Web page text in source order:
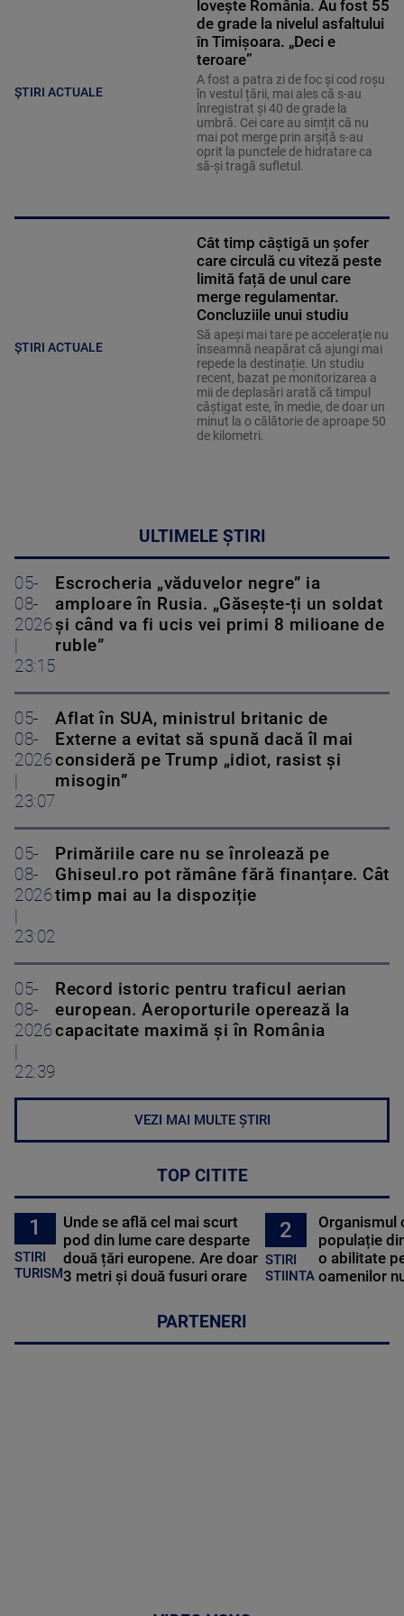
ȘTIRI ACTUALE
lovește România. Au fost 55
de grade la nivelul asfaltului
în Timișoara. „Deci e
teroare”
A fost a patra zi de foc și cod roșu
în vestul țării, mai ales că s-au
înregistrat și 40 de grade la
umbră. Cei care au simțit că nu
mai pot merge prin arșiță s-au
oprit la punctele de hidratare ca
să-și tragă sufletul.
ȘTIRI ACTUALE
Cât timp câștigă un șofer
care circulă cu viteză peste
limită față de unul care
merge regulamentar.
Concluziile unui studiu
Să apeși mai tare pe accelerație nu
înseamnă neapărat că ajungi mai
repede la destinație. Un studiu
recent, bazat pe monitorizarea a
mii de deplasări arată că timpul
câștigat este, în medie, de doar un
minut la o călătorie de aproape 50
de kilometri.
ULTIMELE ȘTIRI
05-
08-
2026
23:15
Escrocheria „văduvelor negre” ia
amploare în Rusia. „Găsește-ți un soldat
și când va fi ucis vei primi 8 milioane de
ruble”
05-
08-
2026
23:07
Aflat în SUA, ministrul britanic de
Externe a evitat să spună dacă îl mai
consideră pe Trump „idiot, rasist și
misogin”
05-
08-
2026
23:02
Primăriile care nu se înrolează pe
Ghiseul.ro pot rămâne fără finanțare. Cât
timp mai au la dispoziție
05-
08-
2026
22:39
Record istoric pentru traficul aerian
european. Aeroporturile operează la
capacitate maximă și în România
VEZI MAI MULTE ȘTIRI
TOP CITITE
1
STIRI
TURISM
Unde se află cel mai scurt
pod din lume care desparte
două țări europene. Are doar
3 metri și două fusuri orare
2
STIRI
STIINTA
Organismul
populație
o abilitate
oamenilor
PARTENERI